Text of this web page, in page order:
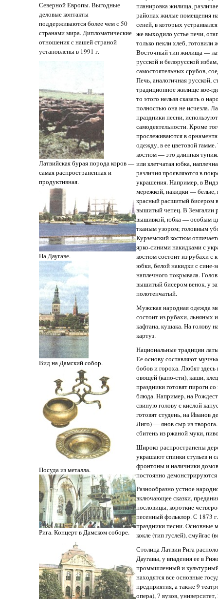
Северной Европы. Выгодные
деловые контакты
поддерживаются более чем с 50
странами мира. Дипломатические
отношения с нашей страной
установлены в 1991 г.
Латвийская бурая порода коров —
самая распространенная и
продуктивная.
На Даугаве.
Вид на Дамский собор.
Посуда из металла.
Рига. Концерт в Дамском соборе.
планировка жилища,
районах жилые помещения
сеней, в которых
же выходило устье печи,
только пекли хлеб,
Восточный тип жилища —
русской и белорусской
самостоятельных срубов,
Печь, аналогичная русской,
традиционное жилище кое-
то этого нельзя сказать о
полностью она не исчезла.
праздники песни,
самодеятельности. Кроме
прослеживаются в
одежду, в ее цветовой
костюм — это длинная
или клетчатая юбка,
различия проявляются в
украшения. Например, в
мережкой, накидки —
красный расшитый бисером
вышитый чепец. В Земгалии
вышивкой, юбка — особым
тканым узором; головным
Курземский костюм
ярко-синими накидками с
костюм состоит из рубахи с
юбки, белой накидки с сине-
наплечного покрывала.
вышитый бисером венок, у
полотенчатый.
Мужская народная одежда
состоит из рубахи, льняных
кафтана, кушака. На голову
картуз.
Национальные традиции
Ее основу составляют
бобов и гороха. Любят
овощей (капо-сти), каши,
праздники готовят пироги
блюда. Например, на
свиную голову с кислой
готовят студень, на Иванов
Лиго) — янов сыр из
сбитень из ржаной муки,
Широко распространены
украшают спинки стульев и
фронтоны и наличники
постоянно
Разнообразно устное
включающее сказки,
пословицы, короткие
песенный фольклор. С 1873
праздники песни.
кокле (тип гуслей), смуйгас
Столица Латвии Рига
Даугавы, у впадения ее в
промышленный и
находятся все основные
предприятия, а также 9
опера), 7 вузов,